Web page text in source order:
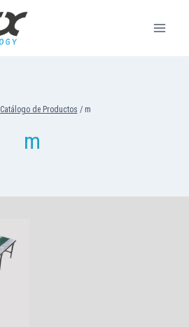
Catálogo de Productos / m
m